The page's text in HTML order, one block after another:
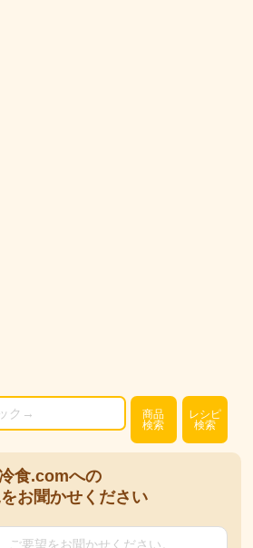
商品
検索
レシピ
検索
食.comへの
お聞かせください